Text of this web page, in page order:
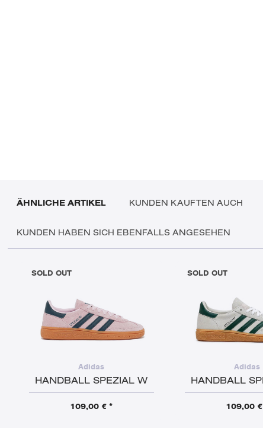
ÄHNLICHE ARTIKEL KUNDEN KAUFTEN AUCH
KUNDEN HABEN SICH EBENFALLS ANGESEHEN
SOLD OUT
Adidas
HANDBALL SPEZIAL W
109,00 € *
SOLD OUT
Adidas
HANDBALL
109,00